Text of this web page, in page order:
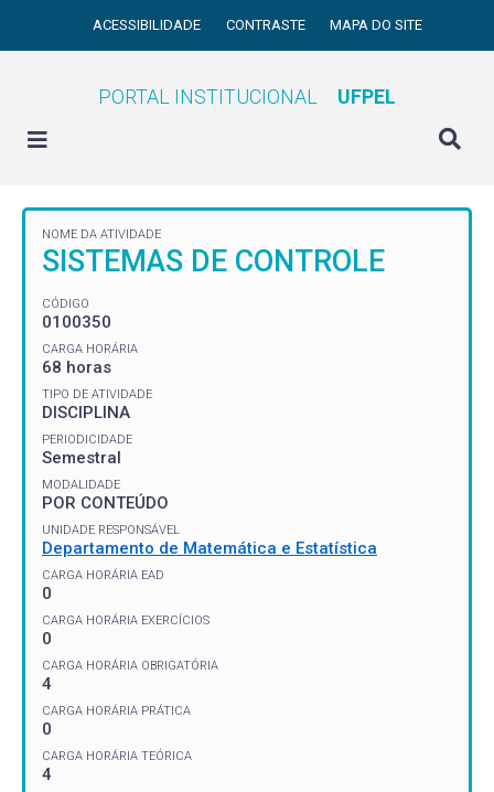
ACESSIBILIDADE CONTRASTE MAPA DO SITE
PORTAL INSTITUCIONAL UFPEL
NOME DA ATIVIDADE
SISTEMAS DE CONTROLE
CÓDIGO
0100350
CARGA HORÁRIA
68 horas
TIPO DE ATIVIDADE
DISCIPLINA
PERIODICIDADE
Semestral
MODALIDADE
POR CONTEÚDO
UNIDADE RESPONSÁVEL
Departamento de Matemática e Estatística
CARGA HORÁRIA EAD
0
CARGA HORÁRIA EXERCÍCIOS
0
CARGA HORÁRIA OBRIGATÓRIA
4
CARGA HORÁRIA PRÁTICA
0
CARGA HORÁRIA TEÓRICA
4